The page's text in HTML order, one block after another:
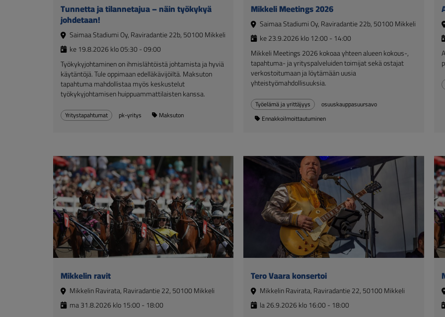
Tunnetta ja tilannetajua – näin työkykyä
johdetaan!
Saimaa Stadiumi Oy, Raviradantie 22b, 50100 Mikkeli
ke 19.8.2026 klo 05:30 - 09:00
Työkykyjohtaminen on ihmislähtöistä johtamista ja hyviä
käytäntöjä. Tule oppimaan edelläkävijöiltä. Maksuton
tapahtuma mahdollistaa myös keskustelut
työkykyjohtamisen huippuammattilaisten kanssa.
Yritystapahtumat pk-yritys Maksuton
Mikkeli Meetings 2026
Saimaa Stadiumi Oy, Raviradantie 22b, 50100 Mikkeli
ke 23.9.2026 klo 12:00 - 14:00
Mikkeli Meetings 2026 kokoaa yhteen alueen kokous-,
tapahtuma- ja yrityspalveluiden toimijat sekä ostajat
verkostoitumaan ja löytämään uusia
yhteistyömahdollisuuksia.
Työelämä ja yrittäjyys
osuuskauppasuursavo
Ennakkoilmoittautuminen
Mikkelin ravit
Mikkelin Ravirata, Raviradantie 22, 50100 Mikkeli
ma 31.8.2026 klo 15:00 - 18:00
Tero Vaara konsertoi
Mikkelin Ravirata, Raviradantie 22, 50100 Mikkeli
la 26.9.2026 klo 16:00 - 18:00